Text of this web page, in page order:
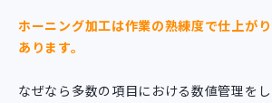
ホーニング加工は作業の熟練度で仕上が
あります。
なぜなら多数の項目における数値管理を